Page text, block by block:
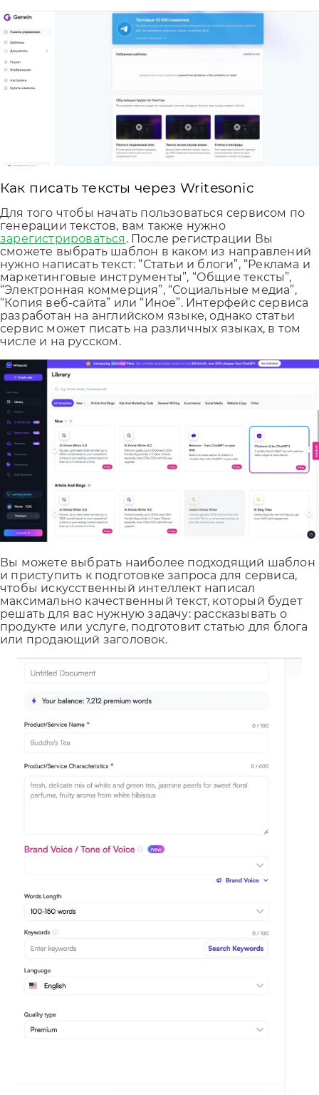
Как писать тексты через Writesonic
Для того чтобы начать пользоваться сервисом по
генерации текстов, вам также нужно
зарегистрироваться . После регистрации Вы
сможете выбрать шаблон в каком из направлений
нужно написать текст: “Статьи и блоги”, “Реклама и
маркетинговые инструменты”, “Общие тексты”,
“Электронная коммерция”, “Социальные медиа”,
“Копия веб-сайта” или “Иное”. Интерфейс сервиса
разработан на английском языке, однако статьи
сервис может писать на различных языках, в том
числе и на русском.
Вы можете выбрать наиболее подходящий шаблон
и приступить к подготовке запроса для сервиса,
чтобы искусственный интеллект написал
максимально качественный текст, который будет
решать для вас нужную задачу: рассказывать о
продукте или услуге, подготовит статью для блога
или продающий заголовок.